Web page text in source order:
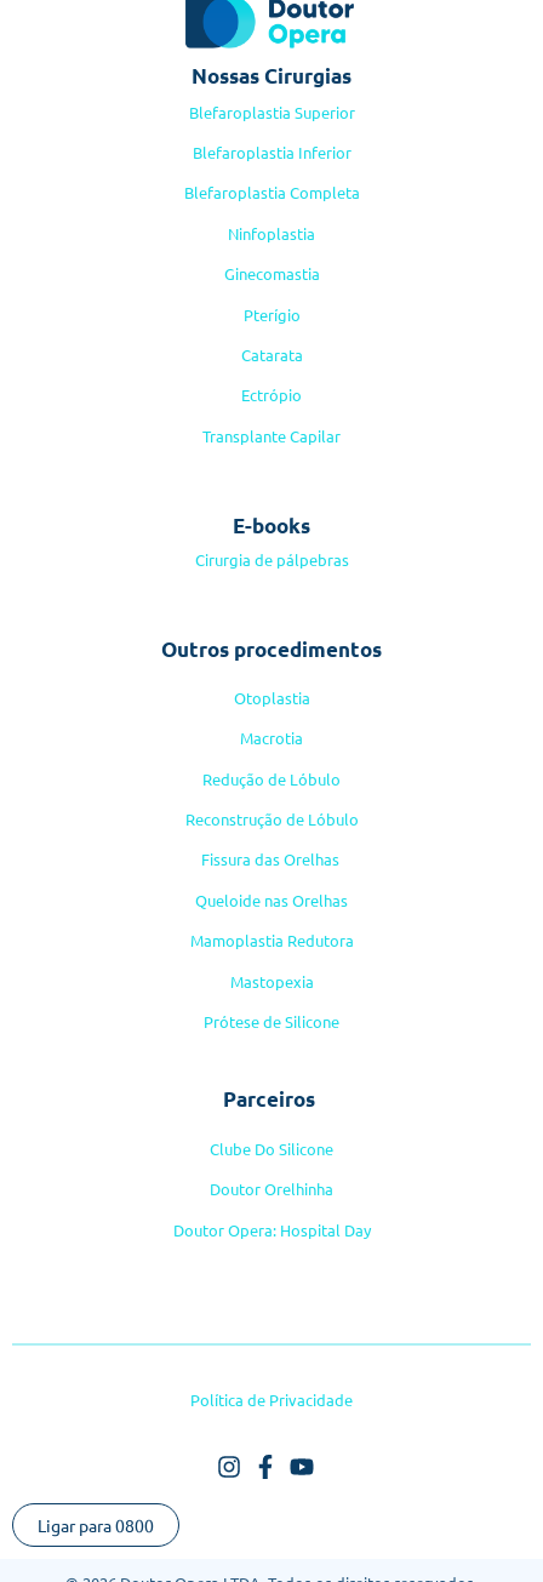
Nossas Cirurgias
Blefaroplastia Superior
Blefaroplastia Inferior
Blefaroplastia Completa
Ninfoplastia
Ginecomastia
Pterígio
Catarata
Ectrópio
Transplante Capilar
E-books
Cirurgia de pálpebras
Outros procedimentos
Otoplastia
Macrotia
Redução de Lóbulo
Reconstrução de Lóbulo
Fissura das Orelhas
Queloide nas Orelhas
Mamoplastia Redutora
Mastopexia
Prótese de Silicone
Parceiros
Clube Do Silicone
Doutor Orelhinha
Doutor Opera: Hospital Day
Política de Privacidade
Ligar para 0800